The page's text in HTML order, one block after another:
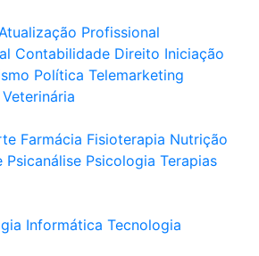
Atualização Profissional
Contabilidade Direito Iniciação
Política Telemarketing
Veterinária
Farmácia Fisioterapia Nutrição
Psicanálise Psicologia Terapias
Informática Tecnologia